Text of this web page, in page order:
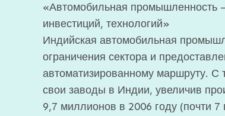
«Автомобильная промышленность
инвестиций, технологий»
Индийская автомобильная
ограничения сектора и
автоматизированному маршруту. С
свои заводы в Индии, увеличив
9,7 миллионов в 2006 году (почти